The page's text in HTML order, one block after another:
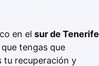
en el sur de Tenerife
tengas que
tu recuperación y